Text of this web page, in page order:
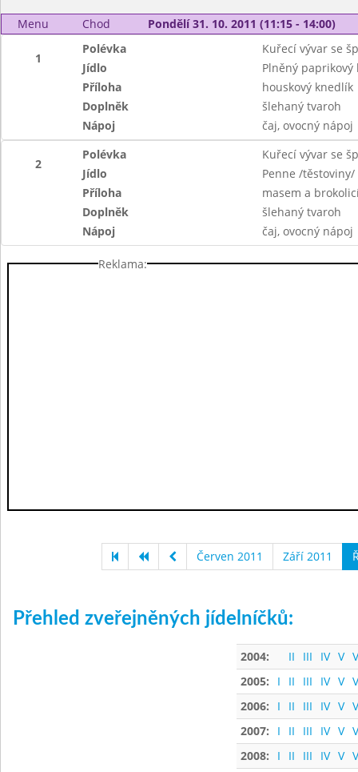
Menu Chod Pondělí 31. 10. 2011 (11:15 - 14:00)
1
Polévka
Kuřecí vývar se
Jídlo
Plněný paprikový
Příloha
houskový knedlík
Doplněk
šlehaný tvaroh
Nápoj
čaj, ovocný nápoj
2
Polévka
Kuřecí vývar se
Jídlo
Penne /
Příloha
masem a
Doplněk
šlehaný tvaroh
Nápoj
čaj, ovocný nápoj
Reklama:
Červen 2011 Září 2011
Přehled zveřejněných jídelníčků:
2004: II III IV V
2005:
I II III IV V
2006:
I II III IV V
2007:
I II III IV V
2008:
I II III IV V